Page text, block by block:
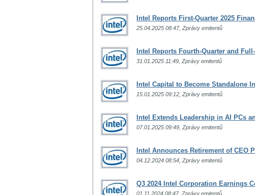
Intel Reports First-Quarter 2025
25.04.2025 08:47, Zprávy emitentů
Intel Reports Fourth-Quarter and
31.01.2025 11:49, Zprávy emitentů
Intel Capital to Become Standalone
15.01.2025 09:12, Zprávy emitentů
Intel Extends Leadership in AI PCs
07.01.2025 09:49, Zprávy emitentů
Intel Announces Retirement of CEO
04.12.2024 08:54, Zprávy emitentů
Q3 2024 Intel Corporation Earnings
01.11.2024 08:47, Zprávy emitentů